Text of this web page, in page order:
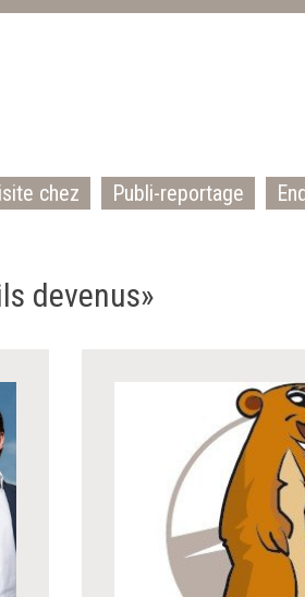
chez Publi-reportage
devenus»